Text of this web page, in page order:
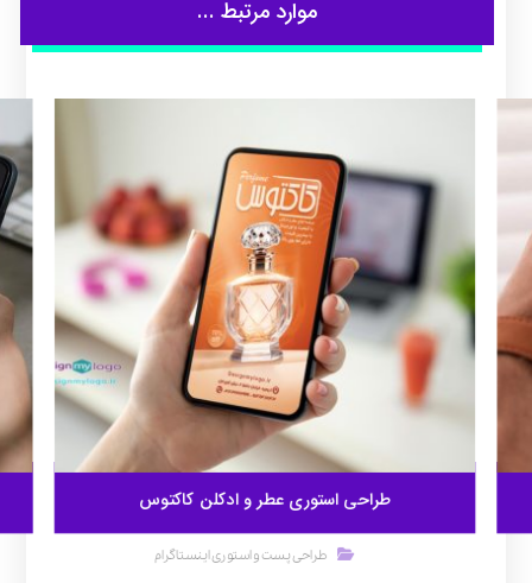
موارد مرتبط ...
طراحی استوری عطر و ادکلن کاکتوس
طراحی پست و استوری اینستاگرام